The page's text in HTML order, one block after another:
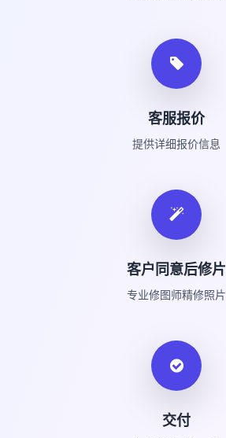
客服报价
提供详细报价信息
客户同意后修片
专业修图师精修照片
交付